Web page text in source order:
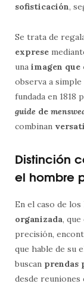
sofisticación,
Se trata de
exprese
una imagen que
observa a
fundada en 1818
guide de
combinan
Distinción
el hombre
En el caso de
organizada,
precisión,
que hable de su
buscan prendas
desde reuniones